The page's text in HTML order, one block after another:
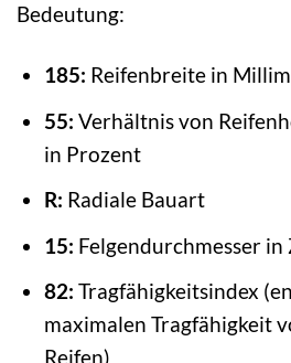
Bedeutung:
185: Reifenbreite in
55: Verhältnis von
in Prozent
R: Radiale Bauart
15: Felgendurchmesser in
82: Tragfähigkeitsindex
maximalen Tragfähigkeit
Reifen)